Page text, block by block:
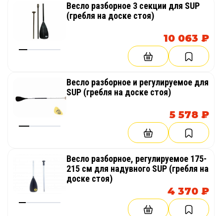
Весло разборное 3 секции для SUP
(гребля на доске стоя)
10 063 ₽
Весло разборное и регулируемое для
SUP (гребля на доске стоя)
5 578 ₽
Весло разборное, регулируемое 175-
215 см для надувного SUP (гребля на
доске стоя)
4 370 ₽